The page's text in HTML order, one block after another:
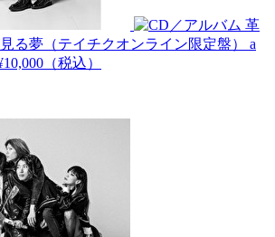
革
る夢（テイチクオンライン限定盤） a
（税込）